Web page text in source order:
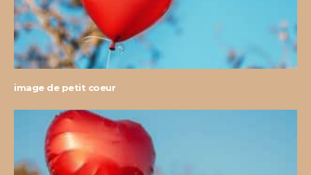
image de petit coeur